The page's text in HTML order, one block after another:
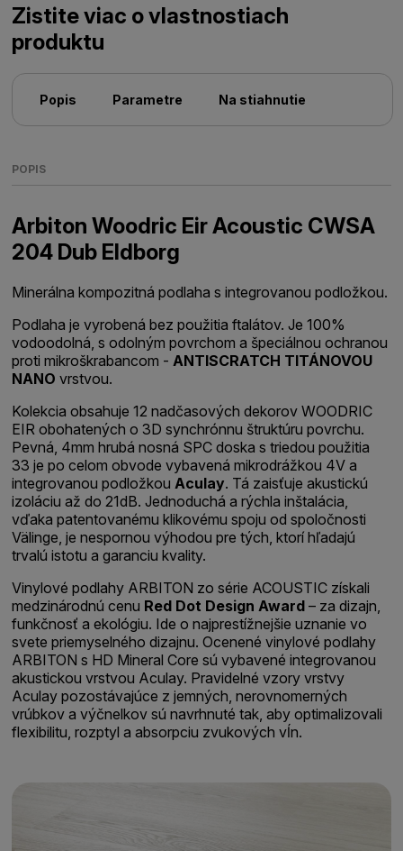
Zistite viac o vlastnostiach
produktu
Popis Parametre Na stiahnutie
POPIS
Arbiton Woodric Eir Acoustic CWSA
204 Dub Eldborg
Minerálna kompozitná podlaha s integrovanou podložkou.
Podlaha je vyrobená bez použitia ftalátov. Je 100%
vodoodolná, s odolným povrchom a špeciálnou ochranou
proti mikroškrabancom - ANTISCRATCH TITÁNOVOU
NANO vrstvou.
Kolekcia obsahuje 12 nadčasových dekorov WOODRIC
EIR obohatených o 3D synchrónnu štruktúru povrchu.
Pevná, 4mm hrubá nosná SPC doska s triedou použitia
33 je po celom obvode vybavená mikrodrážkou 4V a
integrovanou podložkou Aculay. Tá zaisťuje akustickú
izoláciu až do 21dB. Jednoduchá a rýchla inštalácia,
vďaka patentovanému klikovému spoju od spoločnosti
Välinge, je nespornou výhodou pre tých, ktorí hľadajú
trvalú istotu a garanciu kvality.
Vinylové podlahy ARBITON zo série ACOUSTIC získali
medzinárodnú cenu Red Dot Design Award – za dizajn,
funkčnosť a ekológiu. Ide o najprestížnejšie uznanie vo
svete priemyselného dizajnu. Ocenené vinylové podlahy
ARBITON s HD Mineral Core sú vybavené integrovanou
akustickou vrstvou Aculay. Pravidelné vzory vrstvy
Aculay pozostávajúce z jemných, nerovnomerných
vrúbkov a výčnelkov sú navrhnuté tak, aby optimalizovali
flexibilitu, rozptyl a absorpciu zvukových vĺn.